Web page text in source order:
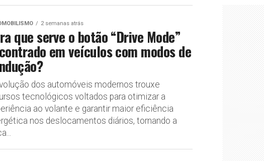
2 semanas atrás
que serve o botão “Drive Mode”
em veículos com modos de
dos automóveis modernos trouxe
tecnológicos voltados para otimizar a
ao volante e garantir maior eficiência
nos deslocamentos diários, tornando a